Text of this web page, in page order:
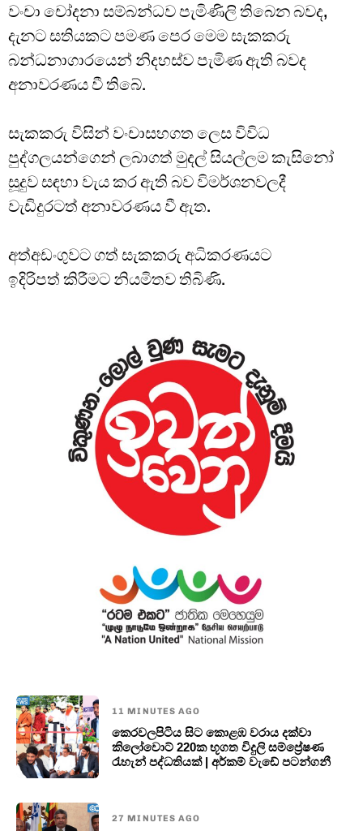
වංචා චෝදනා සම්බන්ධව පැමිණිලි තිබෙන බවද,
දැනට සතියකට පමණ පෙර මෙම සැකකරු
බන්ධනාගාරයෙන් නිදහස්ව පැමිණ ඇති බවද
අනාවරණය වී තිබේ.
සැකකරු විසින් වංචාසහගත ලෙස විවිධ
පුද්ගලයන්ගෙන් ලබාගත් මුදල් සියල්ලම කැසිනෝ
සූදුව සඳහා වැය කර ඇති බව විමර්ශනවලදී
වැඩිදුරටත් අනාවරණය වී ඇත.
අත්අඩංගුවට ගත් සැකකරු අධිකරණයට
ඉදිරිපත් කිරීමට නියමිතව තිබිණි.
11 MINUTES AGO
කෙරවලපිටිය සිට කොළඹ වරාය දක්වා
කිලෝවොට් 220ක භූගත විදුලි සම්ප්‍රේෂණ
රැහැන් පද්ධතියක් | අර්කම් වැඩේ පටන්ගනී
27 MINUTES AGO